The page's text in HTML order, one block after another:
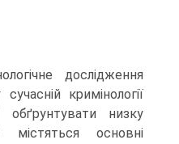
дослідження
кримінології
низку
основні